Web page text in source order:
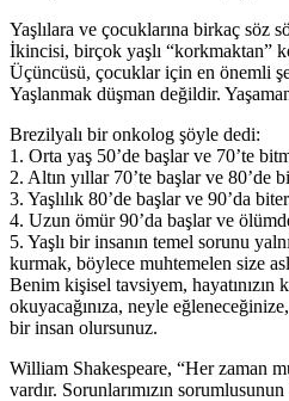
Yaşlılara ve çocuklarına birkaç söz
İkincisi, birçok yaşlı “korkmaktan”
Üçüncüsü, çocuklar için en önemli
Yaşlanmak düşman değildir.
Brezilyalı bir onkolog şöyle dedi:
1. Orta yaş 50’de başlar ve 70’te
2. Altın yıllar 70’te başlar ve 80’de
3. Yaşlılık 80’de başlar ve 90’da
4. Uzun ömür 90’da başlar ve
5. Yaşlı bir insanın temel sorunu
kurmak, böylece muhtemelen size
Benim kişisel tavsiyem, hayatınızın
okuyacağınıza, neyle
bir insan olursunuz.
William Shakespeare, “Her zaman
vardır. Sorunlarımızın